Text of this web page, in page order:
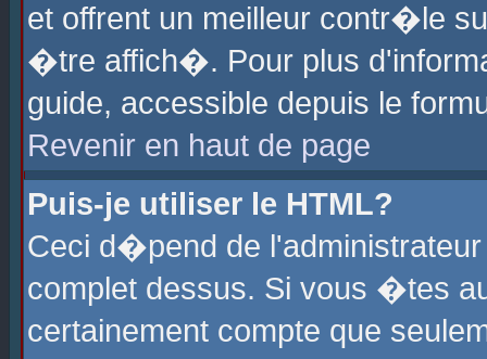
et offrent un meilleur contr�le
�tre affich�. Pour plus
guide, accessible depuis le
Revenir en haut de page
Puis-je utiliser le HTML?
Ceci d�pend de
complet dessus. Si vous �tes
certainement compte que